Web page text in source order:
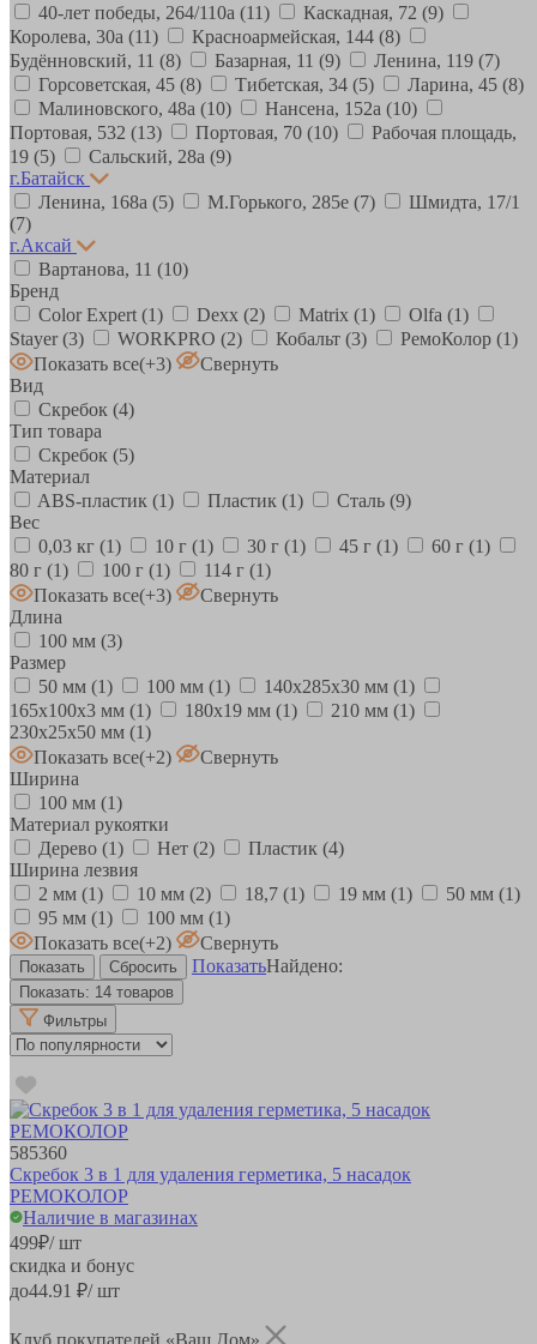
40-лет победы, 264/110а (11) Каскадная, 72 (9)
Королева, 30а (11) Красноармейская, 144 (8)
Будённовский, 11 (8) Базарная, 11 (9) Ленина, 119 (7)
Горсоветская, 45 (8) Тибетская, 34 (5) Ларина, 45 (8)
Малиновского, 48а (10) Нансена, 152а (10)
Портовая, 532 (13) Портовая, 70 (10)
Рабочая площадь,
19 (5) Сальский, 28a (9)
г.Батайск
Ленина, 168а (5) М.Горького, 285е (7)
Шмидта, 17/1
(7)
г.Аксай
Вартанова, 11 (10)
Бренд
Color Expert (1) Dexx (2) Matrix (1) Olfa (1)
Stayer(3) WORKPRO (2) Кобальт (3) РемоКолор (1)
Показать все(+3)
Свернуть
Вид
Скребок (4)
Тип товара
Скребок (5)
Материал
ABS-пластик (1) Пластик (1) Сталь (9)
Вес
0,03 кг (1) 10 г (1) 30 г (1) 45 г (1) 60 г (1)
80 г (1) 100 г (1) 114 г (1)
Показать все(+3)
Свернуть
Длина
100 мм (3)
Размер
50 мм (1) 100 мм (1) 140х285х30 мм (1)
165х100х3 мм (1) 180х19 мм (1) 210 мм (1)
230х25х50 мм (1)
Показать все(+2)
Свернуть
Ширина
100 мм (1)
Материал рукоятки
Дерево (1) Нет (2) Пластик (4)
Ширина лезвия
2 мм (1) 10 мм (2) 18,7 (1) 19 мм (1) 50 мм (1)
95 мм (1) 100 мм (1)
Показать все(+2)
Свернуть
ПоказатьНайдено:
Показать: 14 товаров
Фильтры
585360
Скребок 3 в 1 для удаления герметика, 5 насадок
РЕМОКОЛОР
Наличие в магазинах
499₽/ шт
скидка и бонус
до44.91 ₽/ шт
Клуб покупателей «Ваш Дом»